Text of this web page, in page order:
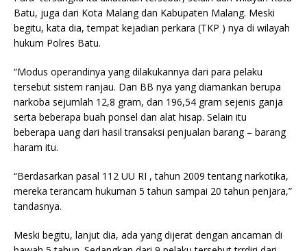
Batu, juga dari Kota Malang dan Kabupaten Malang. Meski
begitu, kata dia, tempat kejadian perkara (TKP ) nya di wilayah
hukum Polres Batu.
“Modus operandinya yang dilakukannya dari para pelaku
tersebut sistem ranjau. Dan BB nya yang diamankan berupa
narkoba sejumlah 12,8 gram, dan 196,54 gram sejenis ganja
serta beberapa buah ponsel dan alat hisap. Selain itu
beberapa uang dari hasil transaksi penjualan barang – barang
haram itu.
“Berdasarkan pasal 112 UU RI , tahun 2009 tentang narkotika,
mereka terancam hukuman 5 tahun sampai 20 tahun penjara,”
tandasnya.
Meski begitu, lanjut dia, ada yang dijerat dengan ancaman di